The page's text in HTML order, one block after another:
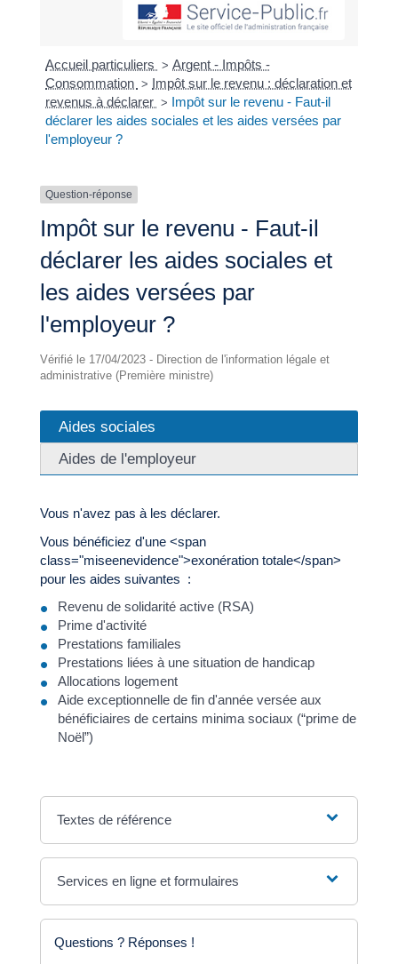
Accueil particuliers > Argent - Impôts -
Consommation > Impôt sur le revenu : déclaration et
revenus à déclarer > Impôt sur le revenu - Faut-il
déclarer les aides sociales et les aides versées par
l'employeur ?
Question-réponse
Impôt sur le revenu - Faut-il
déclarer les aides sociales et
les aides versées par
l'employeur ?
Vérifié le 17/04/2023 - Direction de l'information légale et
administrative (Première ministre)
Aides sociales
Aides de l'employeur
Vous n'avez pas à les déclarer.
Vous bénéficiez d'une <span
class="miseenevidence">exonération totale</span>
pour les aides suivantes :
Revenu de solidarité active (RSA)
Prime d'activité
Prestations familiales
Prestations liées à une situation de handicap
Allocations logement
Aide exceptionnelle de fin d'année versée aux
bénéficiaires de certains minima sociaux (“prime de
Noël”)
Textes de référence
Services en ligne et formulaires
Questions ? Réponses !